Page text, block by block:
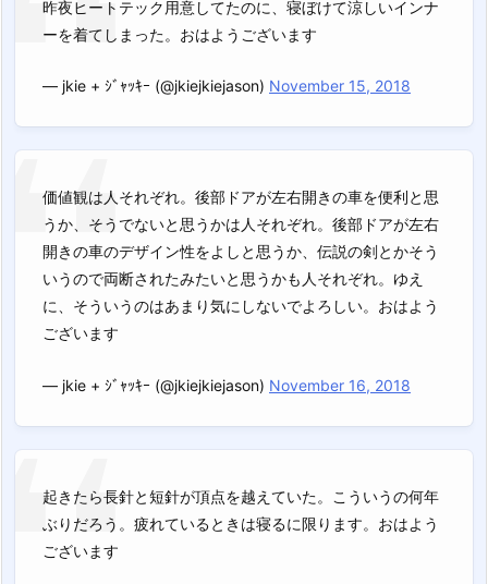
昨夜ヒートテック用意してたのに、寝ぼけて涼しいインナ
ーを着てしまった。おはようございます
— jkie + ｼﾞｬｯｷｰ (@jkiejkiejason) November 15, 2018
価値観は人それぞれ。後部ドアが左右開きの車を便利と思
うか、そうでないと思うかは人それぞれ。後部ドアが左右
開きの車のデザイン性をよしと思うか、伝説の剣とかそう
いうので両断されたみたいと思うかも人それぞれ。ゆえ
に、そういうのはあまり気にしないでよろしい。おはよう
ございます
— jkie + ｼﾞｬｯｷｰ (@jkiejkiejason) November 16, 2018
起きたら長針と短針が頂点を越えていた。こういうの何年
ぶりだろう。疲れているときは寝るに限ります。おはよう
ございます